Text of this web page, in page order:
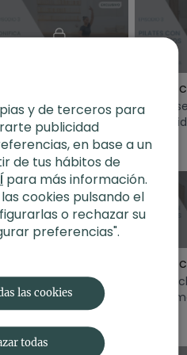
de barre para
la resistencia
Una
la
de
espalda
39:04
de barre para
todo lo
En esta
nos
y de terceros para
publicidad
en base a un
de tus hábitos de
para más información.
cookies pulsando el
o rechazar su
preferencias".
las cookies
todas